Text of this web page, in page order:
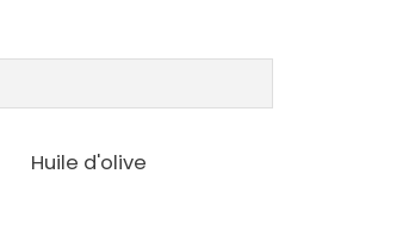
Huile d'olive